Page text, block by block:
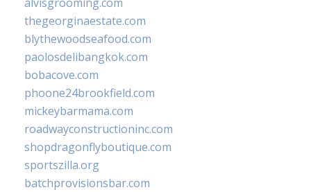
thegeorginaestate.com
blythewoodseafood.com
paolosdelibangkok.com
bobacove.com
phoone24brookfield.com
mickeybarmama.com
roadwayconstructioninc.com
shopdragonflyboutique.com
sportszilla.org
batchprovisionsbar.com